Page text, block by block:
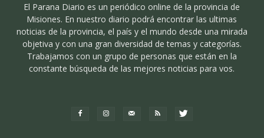
El Parana Diario es un periódico online de la provincia de
Misiones. En nuestro diario podrá encontrar las ultimas
noticias de la provincia, el país y el mundo desde una mirada
objetiva y con una gran diversidad de temas y categorías.
Trabajamos con un grupo de personas que están en la
constante búsqueda de las mejores noticias para vos.